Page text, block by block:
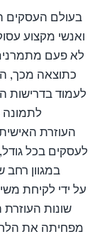
בעולם העסקים
ואנשי מקצוע
לא פעם
כתוצאה מכך,
לעמוד בדרישות
לתמונה
העוזרת
לעסקים בכל
במגוון
על ידי לקיחת
שונות
מפחיתה את